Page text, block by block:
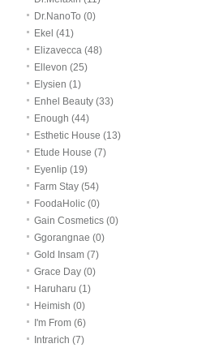
Dr.NanoTo (0)
Ekel (41)
Elizavecca (48)
Ellevon (25)
Elysien (1)
Enhel Beauty (33)
Enough (44)
Esthetic House (13)
Etude House (7)
Eyenlip (19)
Farm Stay (54)
FoodaHolic (0)
Gain Cosmetics (0)
Ggorangnae (0)
Gold Insam (7)
Grace Day (0)
Haruharu (1)
Heimish (0)
I'm From (6)
Intrarich (7)